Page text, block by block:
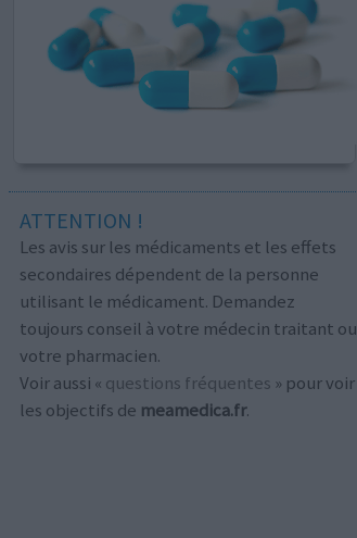
ATTENTION !
Les avis sur les médicaments et les effets
secondaires dépendent de la personne
utilisant le médicament. Demandez
toujours conseil à votre médecin traitant ou
votre pharmacien.
Voir aussi « questions fréquentes » pour voir
les objectifs de meamedica.fr.